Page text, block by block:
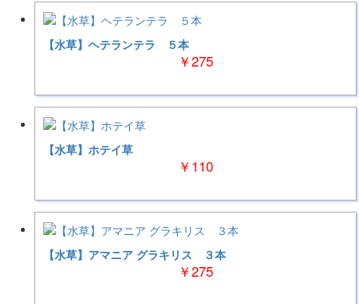
【水草】ヘテランテラ ５本
￥275
【水草】ホテイ草
￥110
【水草】アマニア グラキリス ３本
￥275